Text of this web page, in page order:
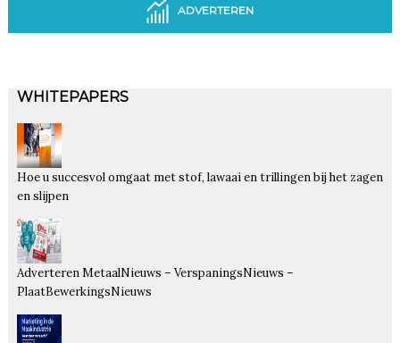
ADVERTEREN
WHITEPAPERS
Hoe u succesvol omgaat met stof, lawaai en trillingen bij het zagen
en slijpen
Adverteren MetaalNieuws – VerspaningsNieuws –
PlaatBewerkingsNieuws